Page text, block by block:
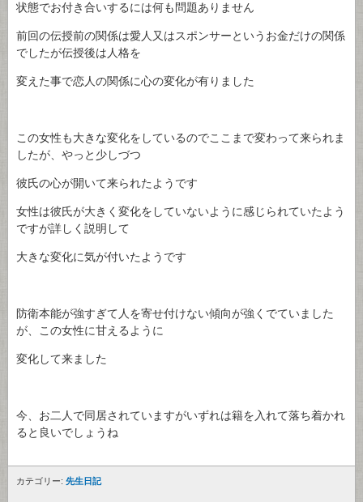
状態でお付き合いするには何も問題ありません
前回の伝授前の関係は愛人又はスポンサーというお金だけの関係
でしたが伝授後は人格を
変えた事で恋人の関係に心の変化が有りました
この女性も大きな変化をしているのでここまで変わって来られま
したが、やっと少しづつ
彼氏の心が開いて来られたようです
女性は彼氏が大きく変化をしていないように感じられていたよう
ですが詳しく説明して
大きな変化に気が付いたようです
防衛本能が強すぎて人を寄せ付けない傾向が強くでていました
が、この女性に甘えるように
変化して来ました
今、お二人で同居されていますがいずれは籍を入れて落ち着かれ
ると良いでしょうね
カテゴリー: 先生日記